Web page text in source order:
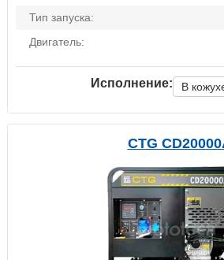
Тип запуска:
Двигатель:
Исполнение: В
CTG